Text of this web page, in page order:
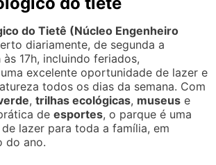
com churrasqueiras gratuitas
Engenheiro Goulart. Nos fins de
é necessárioreservar por e-mail
úteis o uso é livre.
pipa?
emáreas amplas do parque, longe
sem atrapalhar outros visitantes.